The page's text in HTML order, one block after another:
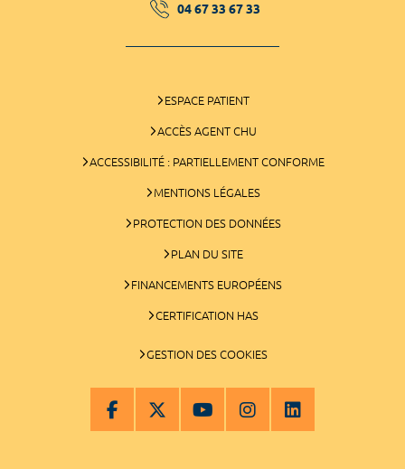
04 67 33 67 33
ESPACE PATIENT
ACCÈS AGENT CHU
ACCESSIBILITÉ : PARTIELLEMENT CONFORME
MENTIONS LÉGALES
PROTECTION DES DONNÉES
PLAN DU SITE
FINANCEMENTS EUROPÉENS
CERTIFICATION HAS
GESTION DES COOKIES